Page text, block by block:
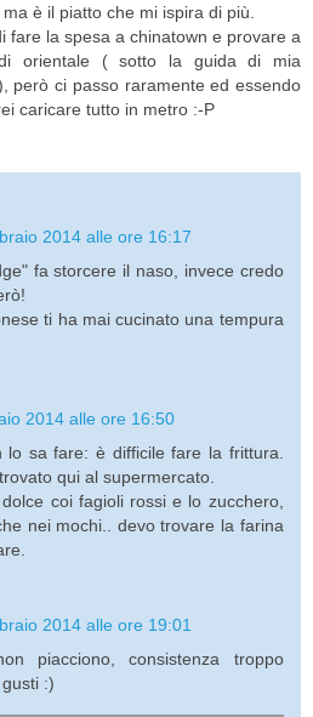
è il piatto che mi ispira di più.
fare la spesa a chinatown e provare a
orientale ( sotto la guida di mia
però ci passo raramente ed essendo
caricare tutto in metro :-P
2014 alle ore 16:17
fa storcere il naso, invece credo
ti ha mai cucinato una tempura
2014 alle ore 16:50
lo sa fare: è difficile fare la frittura.
qui al supermercato.
coi fagioli rossi e lo zucchero,
nei mochi.. devo trovare la farina
2014 alle ore 19:01
piacciono, consistenza troppo
:)